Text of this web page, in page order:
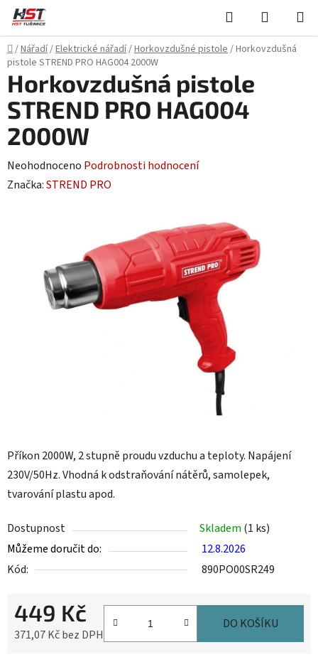
Přejít
obsah
Hledat
KOŠÍK
Domů
/Nářadí/Elektrické nářadí/Horkovzdušné pistole/Horkovzdušná
pistole STREND PRO HAG004 2000W
Příkon 2000W, 2 stupně proudu vzduchu a teploty. Napájení
230V/50Hz. Vhodná k odstraňování nátěrů, samolepek,
tvarování plastu apod.
Dostupnost Skladem (1 ks)
Můžeme doručit do:
12.8.2026
Kód:
890PO00SR249
449 Kč
371,07 Kč bez DPH
DO KOŠÍKU
Horkovzdušná pistole
STREND PRO HAG004
2000W
Průměrné
hodnocení
hvězdiček.
Neohodnoceno Podrobnosti hodnocení
Značka:STREND PRO